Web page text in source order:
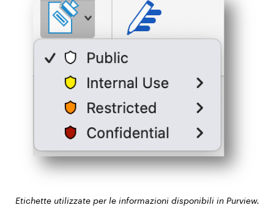
Etichette utilizzate per le informazioni disponibili in Purview.